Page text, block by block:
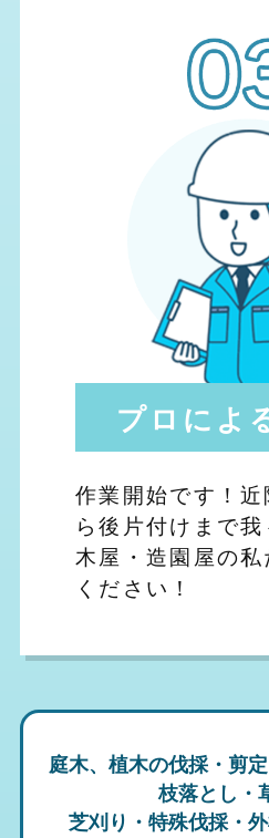
プロによ
作業開始です！
ら後片付けまで
木屋・造園屋の
ください！
庭木、植木の伐採・剪
枝落とし・
芝刈り・特殊伐採・